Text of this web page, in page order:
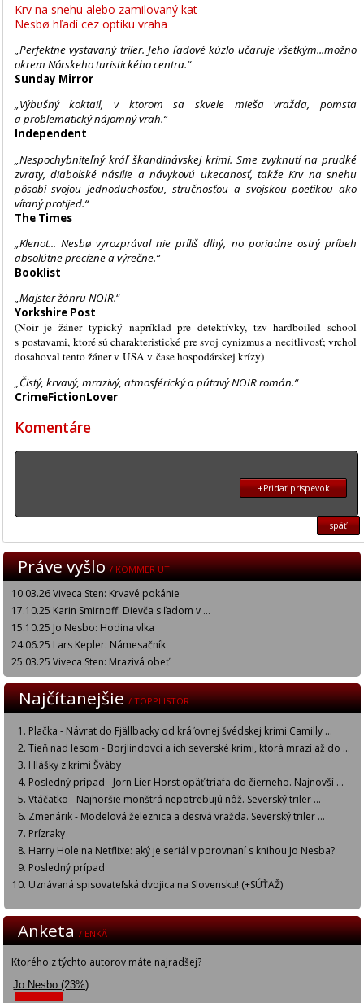
Krv na snehu alebo zamilovaný kat
Nesbø hľadí cez optiku vraha
„Perfektne vystavaný triler. Jeho ľadové kúzlo učaruje všetkým...možno
okrem Nórskeho turistického centra.“
Sunday Mirror
„Výbušný koktail, v ktorom sa skvele mieša vražda, pomsta
a problematický nájomný vrah.“
Independent
„Nespochybniteľný kráľ škandinávskej krimi. Sme zvyknutí na prudké
zvraty, diabolské násilie a návykovú ukecanosť, takže Krv na snehu
pôsobí svojou jednoduchosťou, stručnosťou a svojskou poetikou ako
vítaný protijed.“
The Times
„Klenot... Nesbø vyrozprával nie príliš dlhý, no poriadne ostrý príbeh
absolútne precízne a výrečne.“
Booklist
„Majster žánru NOIR.“
Yorkshire Post
(Noir je žáner typický napríklad pre detektívky, tzv hardboiled school
s postavami, ktoré sú charakteristické pre svoj cynizmus a necitlivosť; vrchol
dosahoval tento žáner v USA v čase hospodárskej krízy)
„Čistý, krvavý, mrazivý, atmosférický a pútavý NOIR román.“
CrimeFictionLover
Komentáre
+Pridať prispevok
späť
Práve vyšlo/ KOMMER UT
10.03.26 Viveca Sten: Krvavé pokánie
17.10.25 Karin Smirnoff: Dievča s ľadom v ...
15.10.25 Jo Nesbo: Hodina vlka
24.06.25 Lars Kepler: Námesačník
25.03.25 Viveca Sten: Mrazivá obeť
Najčítanejšie/ TOPPLISTOR
Plačka - Návrat do Fjällbacky od kráľovnej švédskej krimi Camilly ...
Tieň nad lesom - Borjlindovci a ich severské krimi, ktorá mrazí až do ...
Hlášky z krimi Šváby
Posledný prípad - Jorn Lier Horst opäť triafa do čierneho. Najnovší ...
Vtáčatko - Najhoršie monštrá nepotrebujú nôž. Severský triler ...
Zmenárik - Modelová železnica a desivá vražda. Severský triler ...
Prízraky
Harry Hole na Netflixe: aký je seriál v porovnaní s knihou Jo Nesba?
Posledný prípad
Uznávaná spisovateľská dvojica na Slovensku! (+SÚŤAŽ)
Anketa/ ENKÄT
Ktorého z týchto autorov máte najradšej?
Jo Nesbo (23%)